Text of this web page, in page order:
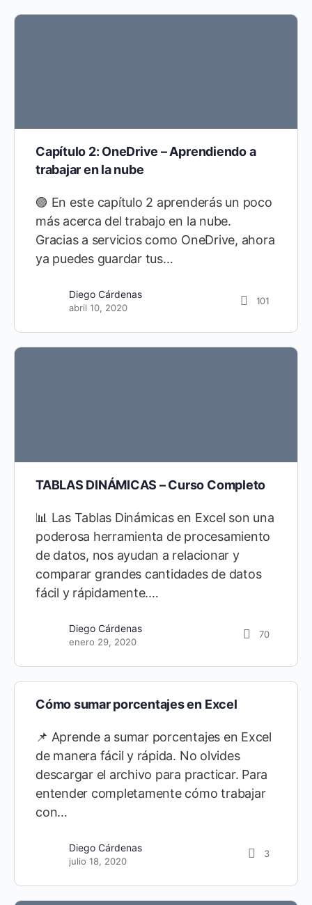
Capítulo 2: OneDrive – Aprendiendo a
trabajar en la nube
🟣 En este capítulo 2 aprenderás un poco
más acerca del trabajo en la nube.
Gracias a servicios como OneDrive, ahora
ya puedes guardar tus…
Diego Cárdenas
abril 10, 2020
101
TABLAS DINÁMICAS – Curso Completo
📊 Las Tablas Dinámicas en Excel son una
poderosa herramienta de procesamiento
de datos, nos ayudan a relacionar y
comparar grandes cantidades de datos
fácil y rápidamente.…
Diego Cárdenas
enero 29, 2020
70
Cómo sumar porcentajes en Excel
📌 Aprende a sumar porcentajes en Excel
de manera fácil y rápida. No olvides
descargar el archivo para practicar. Para
entender completamente cómo trabajar
con…
Diego Cárdenas
julio 18, 2020
3